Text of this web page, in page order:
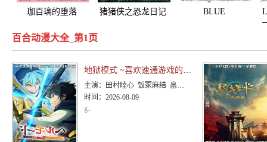
珈百璃的堕落 猪猪侠之恐龙日记
BLUE
百合动漫大全_第1页
地狱模式 ~喜欢速通游戏的玩家在废设定异世界无双~第二季
主演：
田村睦心 饭冢麻结 畠中祐 千本木彩花 石川英郎 大原沙耶香 小市真琴 杉田智和 千叶翔也 三宅麻理
时间： 2026-08-09
g..